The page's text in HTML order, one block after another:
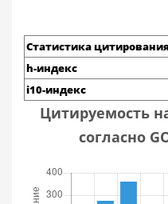
Статистика цитирования
h-индекс
i10-индекс
Цитируемость
согласно